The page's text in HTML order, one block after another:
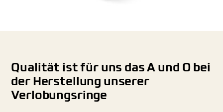
Qualität ist für uns das A und O bei
der Herstellung unserer
Verlobungsringe